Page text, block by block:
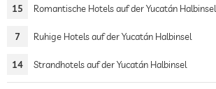
15 Romantische Hotels auf der Yucatán Halbinsel
7 Ruhige Hotels auf der Yucatán Halbinsel
14 Strandhotels auf der Yucatán Halbinsel